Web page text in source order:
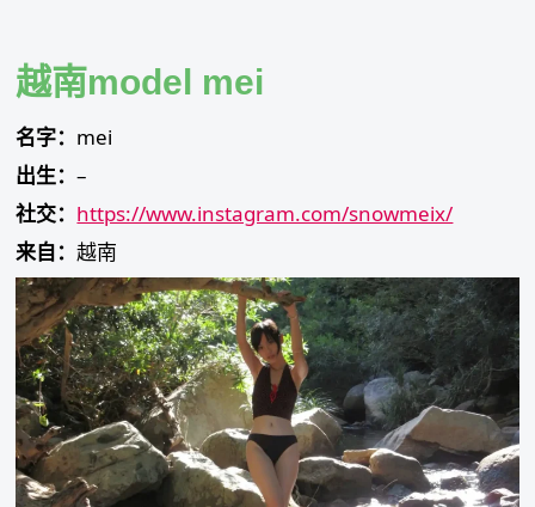
content
越南model mei
名字： mei
出生：–
社交： https://www.instagram.com/snowmeix/
来自：越南